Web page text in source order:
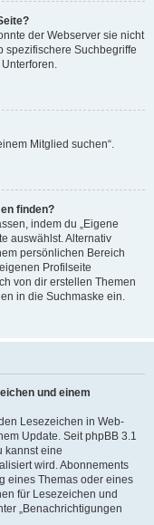
der Webserver sie nicht
spezifischere Suchbegriffe
Mitglied suchen“.
finden?
indem du „Eigene
auswählst. Alternativ
persönlichen Bereich
Profilseite
von dir erstellen Themen
in die Suchmaske ein.
und einem
Lesezeichen in Web-
Update. Seit phpBB 3.1
kannst eine
wird. Abonnements
eines Themas oder eines
für Lesezeichen und
„Benachrichtigungen